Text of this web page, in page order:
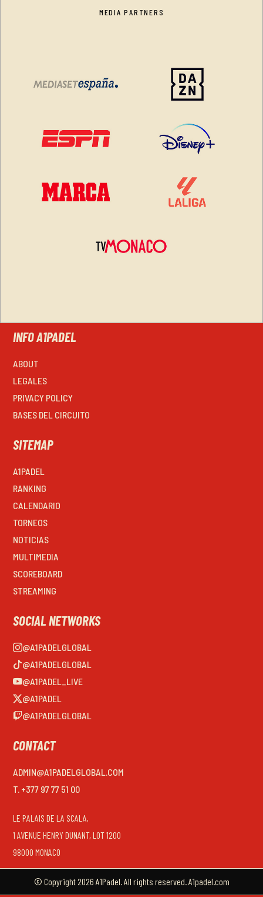
MEDIA PARTNERS
INFO A1PADEL
ABOUT
LEGALES
PRIVACY POLICY
BASES DEL CIRCUITO
SITEMAP
A1PADEL
RANKING
CALENDARIO
TORNEOS
NOTICIAS
MULTIMEDIA
SCOREBOARD
STREAMING
SOCIAL NETWORKS
@A1PADELGLOBAL
@A1PADELGLOBAL
@A1PADEL_LIVE
@A1PADEL
@A1PADELGLOBAL
CONTACT
ADMIN@A1PADELGLOBAL.COM
T. +377 97 77 51 00
LE PALAIS DE LA SCALA,
1 AVENUE HENRY DUNANT, LOT 1200
98000 MONACO
© Copyright 2026 A1Padel. All rights reserved. A1padel.com